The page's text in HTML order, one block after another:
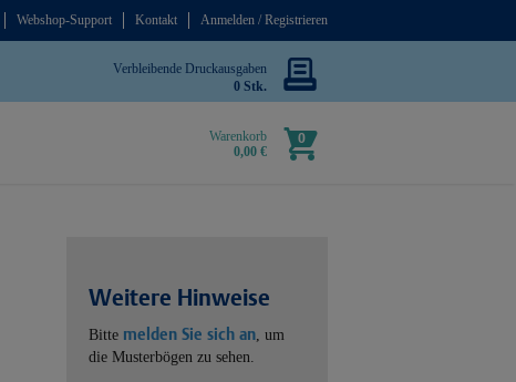
Webshop-Support Kontakt Anmelden / Registrieren
Verbleibende Druckausgaben
0 Stk.
Warenkorb
0,00 €
0
Weitere Hinweise
Bitte melden Sie sich an, um
die Musterbögen zu sehen.